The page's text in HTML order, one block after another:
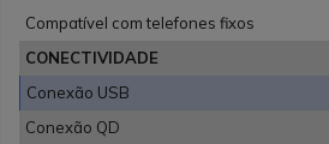
Compatível com telefones fixos
CONECTIVIDADE
Conexão USB
Conexão QD